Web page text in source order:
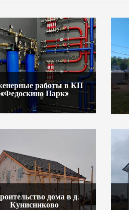
работы в КП
«Федоскино Парк»
дома в д.
Кунисниково